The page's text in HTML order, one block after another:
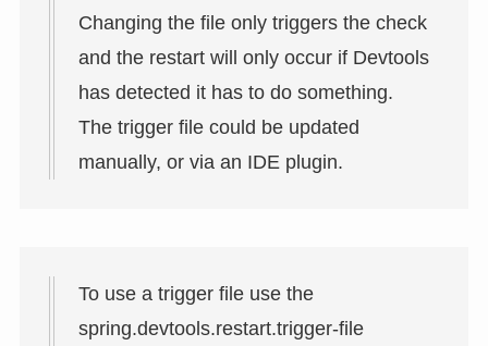
Changing the file only triggers the check
and the restart will only occur if Devtools
has detected it has to do something.
The trigger file could be updated
manually, or via an IDE plugin.
To use a trigger file use the
spring.devtools.restart.trigger-file